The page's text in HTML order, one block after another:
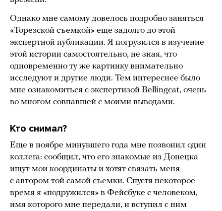
Однако мне самому довелось подробно заняться
«Торезской съемкой» еще задолго до этой
экспертной публикации. Я погрузился в изучение
этой истории самостоятельно, не зная, что
одновременно ту же картинку внимательно
исследуют и другие люди. Тем интереснее было
мне ознакомиться с экспертизой Bellingcat, очень
во многом совпавшей с моими выводами.
Кто снимал?
Еще в ноябре минувшего года мне позвонил один
коллега: сообщил, что его знакомые из Донецка
ищут мои координаты и хотят связать меня
с автором той самой съемки. Спустя некоторое
время я «подружился» в Фейсбуке с человеком,
имя которого мне передали, и вступил с ним